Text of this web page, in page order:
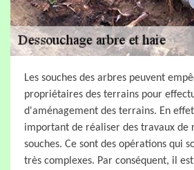
Les souches des arbres peuvent
propriétaires des terrains pour
d'aménagement des terrains. En
important de réaliser des travaux de
souches. Ce sont des opérations qui
très complexes. Par conséquent, il